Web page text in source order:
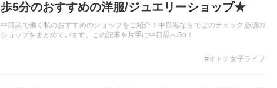
歩5分のおすすめの洋服/ジュエリーショップ★
中目黒で働く私のおすすめのショップをご紹介！中目黒ならではのチェック必須の
ショップをまとめています。この記事を片手に中目黒へGo！
#オトナ女子ライフ